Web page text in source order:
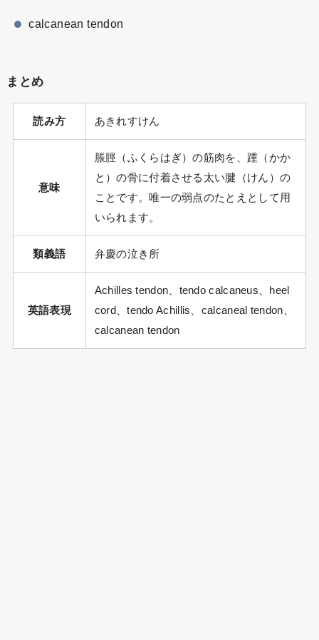
calcanean tendon
まとめ
読み方 あきれすけん
意味
脹脛（ふくらはぎ）の筋肉を、踵（かか
と）の骨に付着させる太い腱（けん）の
ことです。唯一の弱点のたとえとして用
いられます。
類義語 弁慶の泣き所
英語表現
Achilles tendon、tendo calcaneus、heel
cord、tendo Achillis、calcaneal tendon、
calcanean tendon